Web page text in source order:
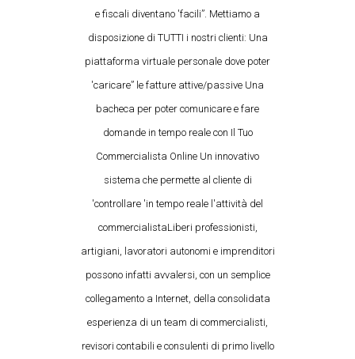
e fiscali diventano 'facili”. Mettiamo a
disposizione di TUTTI i nostri clienti: Una
piattaforma virtuale personale dove poter
'caricare” le fatture attive/passive Una
bacheca per poter comunicare e fare
domande in tempo reale con Il Tuo
Commercialista Online Un innovativo
sistema che permette al cliente di
'controllare 'in tempo reale l'attività del
commercialistaLiberi professionisti,
artigiani, lavoratori autonomi e imprenditori
possono infatti avvalersi, con un semplice
collegamento a Internet, della consolidata
esperienza di un team di commercialisti,
revisori contabili e consulenti di primo livello